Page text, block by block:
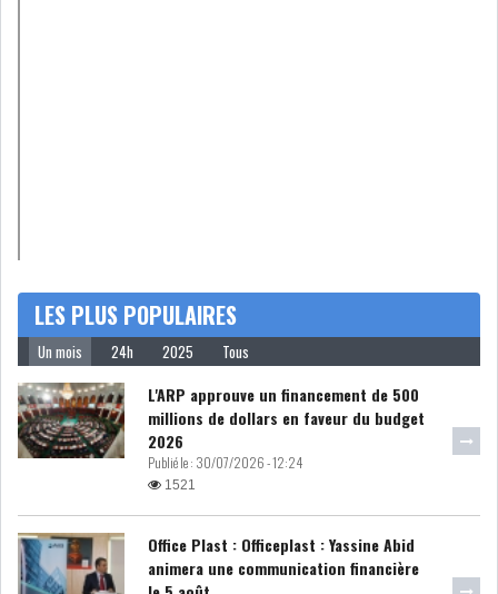
SAIED LIMOGE LA MINISTRE DE
L'INDUS...
SLAH ZOUARI NOMMÉ
NOUVELLE CHEFFE DU...
LES PLUS POPULAIRES
Un mois 24h 2025 Tous
L'ARP approuve un financement de 500
millions de dollars en faveur du budget
2026
Publié le : 30/07/2026 - 12:24
1521
Office Plast : Officeplast : Yassine Abid
animera une communication financière